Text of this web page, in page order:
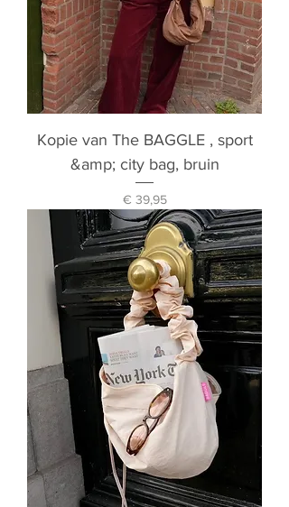
Kopie van The BAGGLE , sport
&amp; city bag, bruin
Prijs
€ 39,95